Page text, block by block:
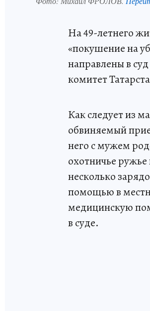
На 49-летнего
«покушение на
направлены в
комитет
Как следует из
обвиняемый
него с мужем
охотничье
несколько
помощью в
медицинскую
в суде.